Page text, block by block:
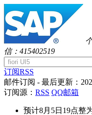
信：415402519
订阅RSS
邮件订阅 - 最后更新：
订阅源： RSS QQ邮箱
预计8月5日19点整